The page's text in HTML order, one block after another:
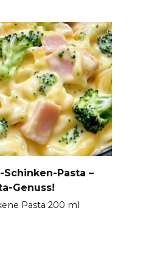
Pasta –
Genuss!
Pasta 200 ml